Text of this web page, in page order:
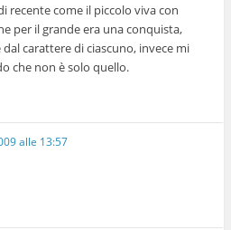
recente come il piccolo viva con
per il grande era una conquista,
carattere di ciascuno, invece mi
che non è solo quello.
alle 13:57